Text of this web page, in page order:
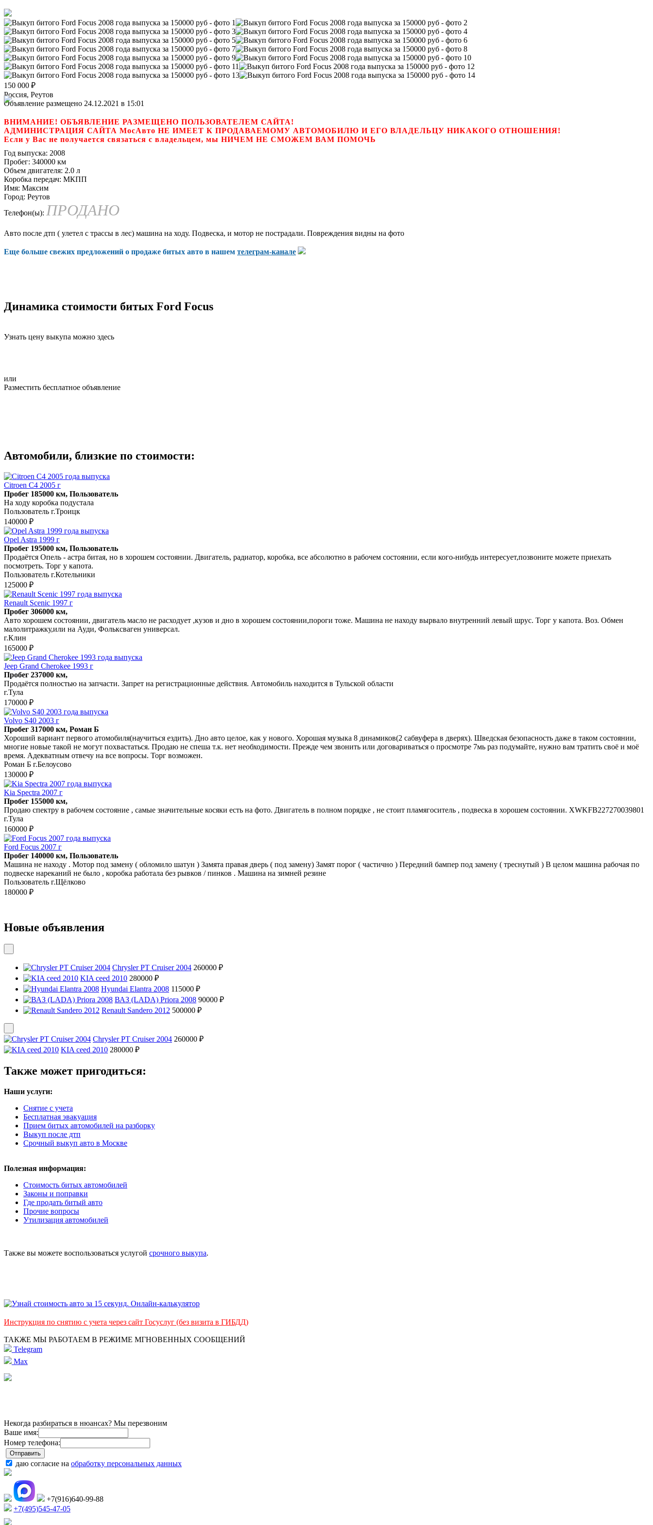
150 000 ₽
Россия, Реутов
Объявление размещено 24.12.2021 в 15:01
ВНИМАНИЕ! ОБЪЯВЛЕНИЕ РАЗМЕЩЕНО ПОЛЬЗОВАТЕЛЕМ САЙТА!
АДМИНИСТРАЦИЯ САЙТА МосАвто НЕ ИМЕЕТ К ПРОДАВАЕМОМУ АВТОМОБИЛЮ И ЕГО ВЛАДЕЛЬЦУ НИКАКОГО ОТНОШЕНИЯ!
Если у Вас не получается связаться с владельцем, мы НИЧЕМ НЕ СМОЖЕМ ВАМ ПОМОЧЬ
Год выпуска: 2008
Пробег: 340000 км
Объем двигателя: 2.0 л
Коробка передач: МКПП
Имя: Максим
Город: Реутов
Телефон(ы): ПРОДАНО
Авто после дтп ( улетел с трассы в лес) машина на ходу. Подвеска, и мотор не пострадали. Повреждения видны на фото
Еще больше свежих предложений о продаже битых авто в нашем телеграм-канале
Динамика стоимости битых Ford Focus
Узнать цену выкупа можно здесь
или
Разместить бесплатное объявление
Автомобили, близкие по стоимости:
Citroen C4 2005 г
Пробег 185000 км, Пользователь
На ходу коробка подустала
Пользователь г.Троицк
140000 ₽
Opel Astra 1999 г
Пробег 195000 км, Пользователь
Продаётся Опель - астра битая, но в хорошем состоянии. Двигатель, радиатор, коробка, все абсолютно в рабочем состоянии, если кого-нибудь интересует,позвоните можете приехать
посмотреть. Торг у капота.
Пользователь г.Котельники
125000 ₽
Renault Scenic 1997 г
Пробег 306000 км,
Авто хорошем состоянии, двигатель масло не расходует ,кузов и дно в хорошем состоянии,пороги тоже. Машина не находу вырвало внутренний левый шрус. Торг у капота. Воз. Обмен
малолитражку,или на Ауди, Фольксваген универсал.
г.Клин
165000 ₽
Jeep Grand Cherokee 1993 г
Пробег 237000 км,
Продаётся полностью на запчасти. Запрет на регистрационные действия. Автомобиль находится в Тульской области
г.Тула
170000 ₽
Volvo S40 2003 г
Пробег 317000 км, Роман Б
Хороший вариант первого атомобиля(научиться ездить). Дно авто целое, как у нового. Хорошая музыка 8 динамиков(2 сабвуфера в дверях). Шведская безопасность даже в таком состоянии,
многие новые такой не могут похвастаться. Продаю не спеша т.к. нет необходимости. Прежде чем звонить или договариваться о просмотре 7мь раз подумайте, нужно вам тратить своё и моё
время. Адекватным отвечу на все вопросы. Торг возможен.
Роман Б г.Белоусово
130000 ₽
Kia Spectra 2007 г
Пробег 155000 км,
Продаю спектру в рабочем состояние , самые значительные косяки есть на фото. Двигатель в полном порядке , не стоит пламягоситель , подвеска в хорошем состоянии. XWKFB227270039801
г.Тула
160000 ₽
Ford Focus 2007 г
Пробег 140000 км, Пользователь
Машина не находу . Мотор под замену ( обломило шатун ) Замята правая дверь ( под замену) Замят порог ( частично ) Передний бампер под замену ( треснутый ) В целом машина рабочая по
подвеске нареканий не было , коробка работала без рывков / пинков . Машина на зимней резине
Пользователь г.Щёлково
180000 ₽
Новые объявления
Chrysler PT Cruiser 2004 260000 ₽
KIA ceed 2010 280000 ₽
Hyundai Elantra 2008 115000 ₽
ВАЗ (LADA) Priora 2008 90000 ₽
Renault Sandero 2012 500000 ₽
Chrysler PT Cruiser 2004 260000 ₽
KIA ceed 2010 280000 ₽
Также может пригодиться:
Наши услуги:
Снятие с учета
Бесплатная эвакуация
Прием битых автомобилей на разборку
Выкуп после дтп
Срочный выкуп авто в Москве
Полезная информация:
Стоимость битых автомобилей
Законы и поправки
Где продать битый авто
Прочие вопросы
Утилизация автомобилей
Также вы можете воспользоваться услугой срочного выкупа.
Инструкция по снятию с учета через сайт Госуслуг (без визита в ГИБДД)
ТАКЖЕ МЫ РАБОТАЕМ В РЕЖИМЕ МГНОВЕННЫХ СООБЩЕНИЙ
Telegram
Max
Некогда разбираться в нюансах? Мы перезвоним
Ваше имя:
Номер телефона:
даю согласие на обработку персональных данных
+7(916)640-99-88
+7(495)545-47-05